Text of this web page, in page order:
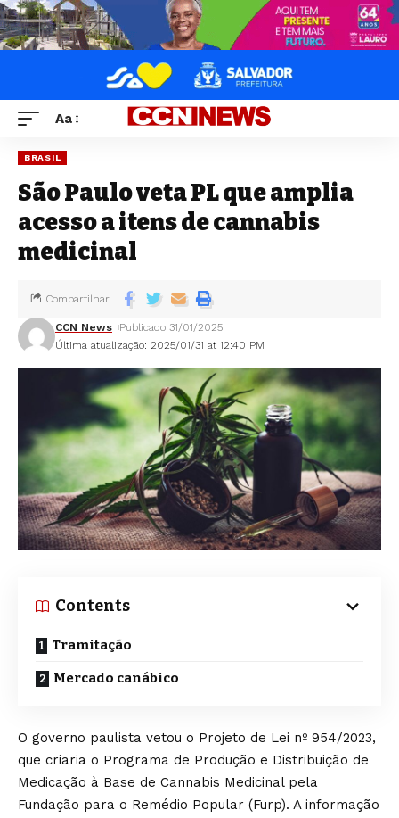
Aa
BRASIL
São Paulo veta PL que amplia
acesso a itens de cannabis
medicinal
Última atualização: 2025/01/31 at 12:40 PM
CCN News Publicado 31/01/2025
Compartilhar
Contents
Tramitação
Mercado canábico
O governo paulista vetou o Projeto de Lei nº 954/2023,
que criaria o Programa de Produção e Distribuição de
Medicação à Base de Cannabis Medicinal pela
Fundação para o Remédio Popular (Furp). A informação